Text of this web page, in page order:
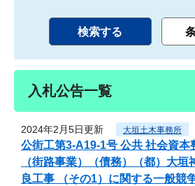
入札公告一覧
2024年2月5日更新 大垣土木事務所
公街工第3-A19-1号 公共 社会資本
（街路事業）（債務）（都）大
良工事 （その1）に関する一般競